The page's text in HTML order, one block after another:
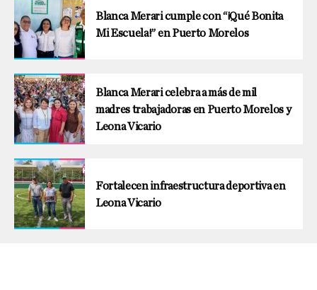
Blanca Merari cumple con “¡Qué Bonita
Mi Escuela!” en Puerto Morelos
Blanca Merari celebra a más de mil
madres trabajadoras en Puerto Morelos y
Leona Vicario
Fortalecen infraestructura deportiva en
Leona Vicario